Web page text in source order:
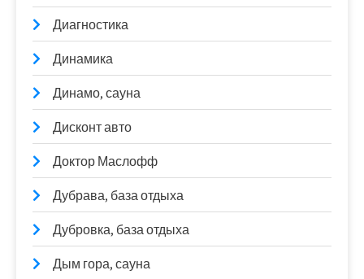
Диагностика
Динамика
Динамо, сауна
Дисконт авто
Доктор Маслофф
Дубрава, база отдыха
Дубровка, база отдыха
Дым гора, сауна